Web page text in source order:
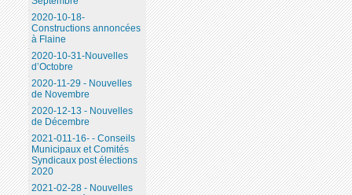
2020-10-18-
Constructions annoncées
à Flaine
2020-10-31-Nouvelles
d’Octobre
2020-11-29 - Nouvelles
de Novembre
2020-12-13 - Nouvelles
de Décembre
2021-011-16- - Conseils
Municipaux et Comités
Syndicaux post élections
2020
2021-02-28 - Nouvelles